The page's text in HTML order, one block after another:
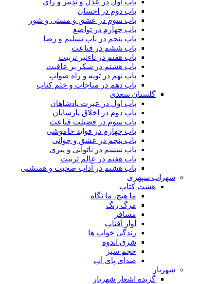
باب اول در عدل و تدبیر و رای
باب دوم در احسان
باب سوم در عشق و مستی و شور
باب چهارم در تواضع
باب پنجم در باب تسلیم و رضا
باب ششم در قناعت
باب هفتم در تاءثیر تربیت
باب هشتم در شکر بر عافیت
باب نهم در توبه و راه صواب
باب دهم در مناجات و ختم کتاب
گلستان سعدی
باب اول در عبرت پادشاهان
باب دوم در اخلاق پارسایان
باب سوم در فضیلت قناعت
باب چهارم در فواید خاموشى
باب پنجم در عشق و جوانى
باب ششم در ناتوانى و پیرى
باب هفتم در عالم تربیت
باب هشتم در آداب صحبت و همنشنى
سهراب سپهری
هشت کتاب
ما هیچ، ما نگاه
مرگ رنگ
مسافر
آواز آفتاب
زندگی خواب ها
شرق اندوه
حجم سبز
صدای پای آب
شهریار
گزیده اشعار شهریار